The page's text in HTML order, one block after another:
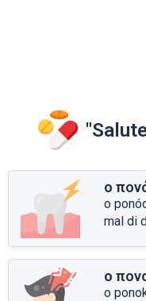
ο
o
mal di
ο
o